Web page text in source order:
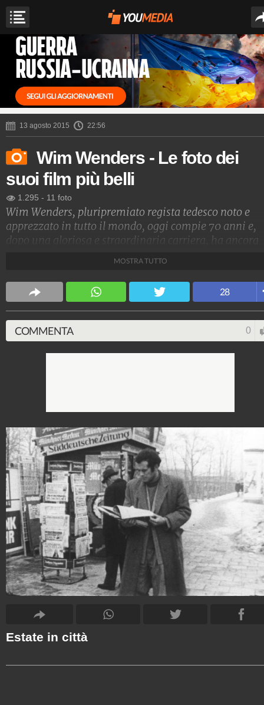
13 agosto 2015 22:56
Wim Wenders - Le foto dei
suoi film più belli
1.295 - 11 foto
Wim Wenders, pluripremiato regista tedesco noto e
apprezzato in tutto il mondo, oggi compie 70 anni e,
dopo una gloriosa e straordinaria carriera, ha ancora
Spettacolo Fanpage
4.053.387.335 9.455 video 76.076 foto
MOSTRA TUTTO
28
COMMENTA 0
Estate in città